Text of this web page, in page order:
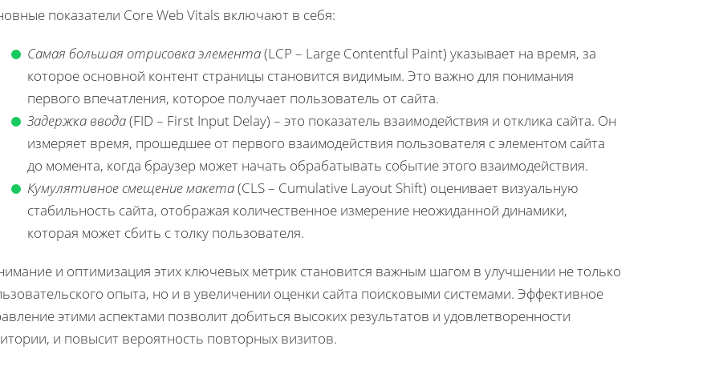
показатели Core Web Vitals включают в себя:
Самая большая отрисовка элемента(LCP – Large Contentful Paint) указывает на время, за
которое основной контент страницы становится видимым. Это важно для понимания
первого впечатления, которое получает пользователь от сайта.
Задержка ввода(FID – First Input Delay) – это показатель взаимодействия и отклика сайта. Он
измеряет время, прошедшее от первого взаимодействия пользователя с элементом сайта
до момента, когда браузер может начать обрабатывать событие этого взаимодействия.
Кумулятивное смещение макета(CLS – Cumulative Layout Shift) оценивает визуальную
стабильность сайта, отображая количественное измерение неожиданной динамики,
которая может сбить с толку пользователя.
и оптимизация этих ключевых метрик становится важным шагом в улучшении не только
опыта, но и в увеличении оценки сайта поисковыми системами. Эффективное
этими аспектами позволит добиться высоких результатов и удовлетворенности
и повысит вероятность повторных визитов.